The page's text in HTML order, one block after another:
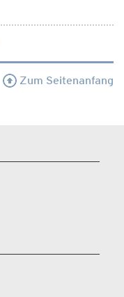
Zum Seitenanfang